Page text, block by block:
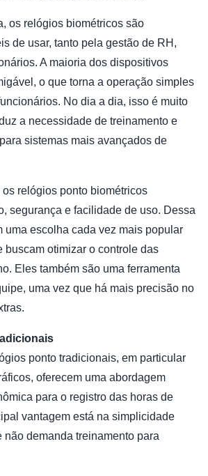
os relógios biométricos são
de usar, tanto pela gestão de RH,
A maioria dos dispositivos
o que torna a operação simples
No dia a dia, isso é muito
a necessidade de treinamento e
sistemas mais avançados de
relógios ponto biométricos
segurança e facilidade de uso. Dessa
uma escolha cada vez mais popular
buscam otimizar o controle das
Eles também são uma ferramenta
uma vez que há mais precisão no
ponto tradicionais, em particular
oferecem uma abordagem
para o registro das horas de
vantagem está na simplicidade
não demanda treinamento para